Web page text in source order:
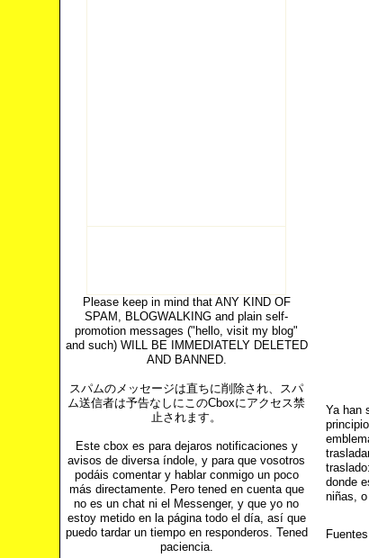
Please keep in mind that ANY KIND OF
SPAM, BLOGWALKING and plain self-
promotion messages ("hello, visit my blog"
and such) WILL BE IMMEDIATELY DELETED
AND BANNED.
スパムのメッセージは直ちに削除され、スパ
ム送信者は予告なしにこのCboxにアクセス禁
止されます。
Este cbox es para dejaros notificaciones y
avisos de diversa índole, y para que vosotros
podáis comentar y hablar conmigo un poco
más directamente. Pero tened en cuenta que
no es un chat ni el Messenger, y que yo no
estoy metido en la página todo el día, así que
puedo tardar un tiempo en responderos. Tened
paciencia.
Ya han
donde
niñas, o